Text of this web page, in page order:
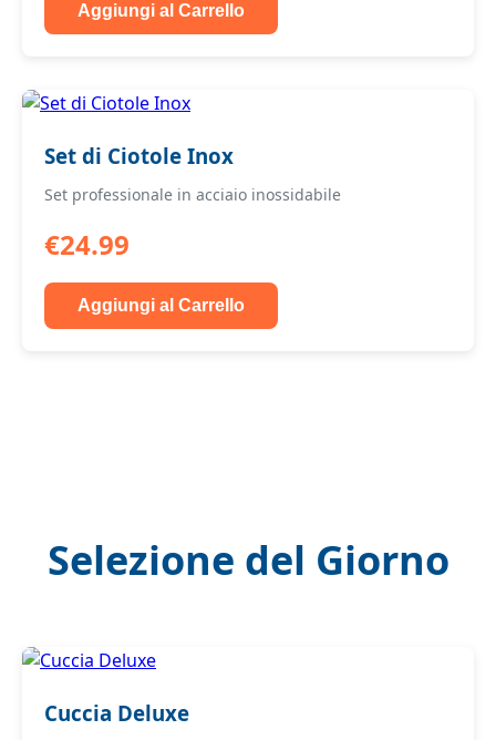
Aggiungi al Carrello
Set di Ciotole Inox
Set professionale in acciaio inossidabile
€24.99
Aggiungi al Carrello
Selezione del Giorno
Cuccia Deluxe